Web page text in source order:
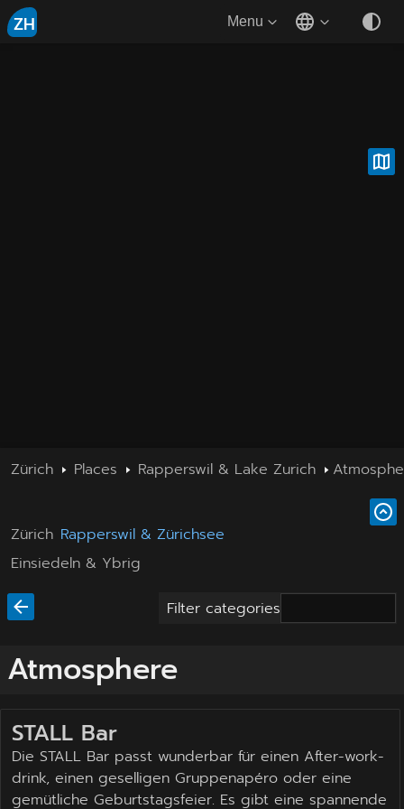
ZH Menu
Zürich Places Rapperswil & Lake Zurich
Zürich Rapperswil & Zürichsee
Einsiedeln & Ybrig
Filter categories
Atmosphere
STALL Bar
Die STALL Bar passt wunderbar für einen After-work-
drink, einen geselligen Gruppenapéro oder eine
gemütliche Geburtstagsfeier. Es gibt eine spannende